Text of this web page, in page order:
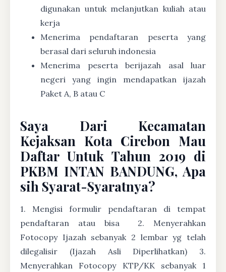
digunakan untuk melanjutkan kuliah atau
kerja
Menerima pendaftaran peserta yang
berasal dari seluruh indonesia
Menerima peserta berijazah asal luar
negeri yang ingin mendapatkan ijazah
Paket A, B atau C
Saya Dari Kecamatan
Kejaksan Kota Cirebon Mau
Daftar Untuk Tahun 2019 di
PKBM INTAN BANDUNG, Apa
sih Syarat-Syaratnya?
1. Mengisi formulir pendaftaran di tempat
pendaftaran atau bisa
2. Menyerahkan
Fotocopy Ijazah sebanyak 2 lembar yg telah
dilegalisir (Ijazah Asli Diperlihatkan) 3.
Menyerahkan Fotocopy KTP/KK sebanyak 1